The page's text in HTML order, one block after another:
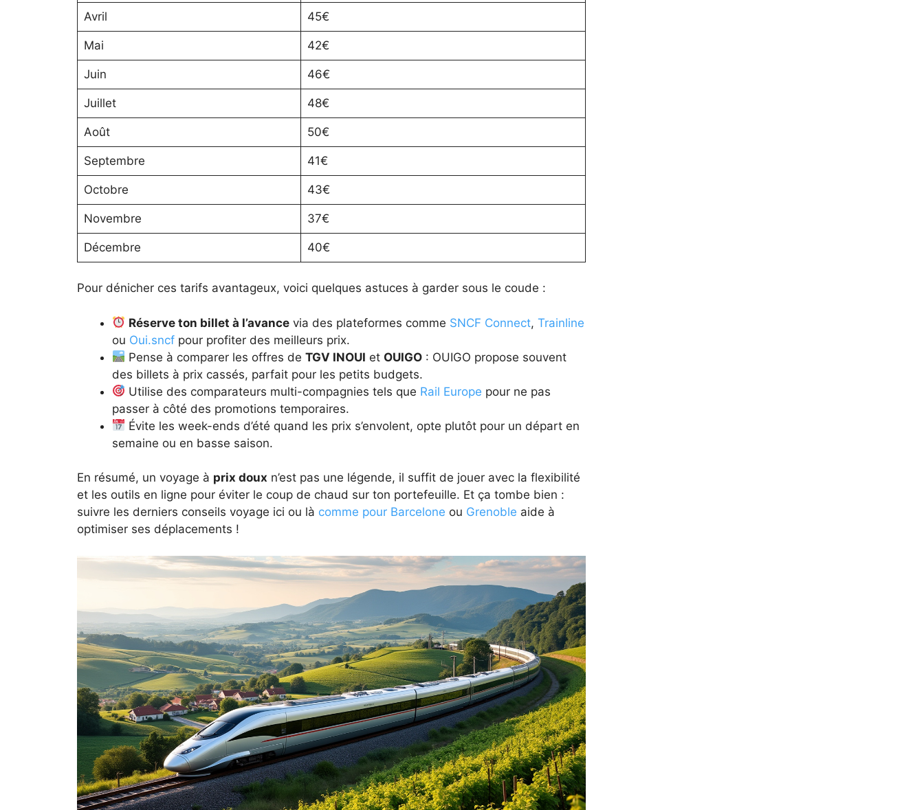
Avril 45€
Mai 42€
Juin 46€
Juillet 48€
Août 50€
Septembre 41€
Octobre 43€
Novembre 37€
Décembre 40€
Pour dénicher ces tarifs avantageux, voici quelques astuces à garder sous le coude :
Réserve ton billet à l’avance via des plateformes comme SNCF Connect,Trainline
ou Oui.sncf pour profiter des meilleurs prix.
Pense à comparer les offres deTGV INOUI et OUIGO : OUIGO propose souvent
des billets à prix cassés, parfait pour les petits budgets.
Utilise des comparateurs multi-compagnies tels que Rail Europe pour ne pas
passer à côté des promotions temporaires.
Évite les week-ends d’été quand les prix s’envolent, opte plutôt pour un départ en
semaine ou en basse saison.
En résumé, un voyage à prix doux n’est pas une légende, il suffit de jouer avec la flexibilité
et les outils en ligne pour éviter le coup de chaud sur ton portefeuille. Et ça tombe bien :
suivre les derniers conseils voyage ici ou là comme pour Barcelone ou Grenoble aide à
optimiser ses déplacements !